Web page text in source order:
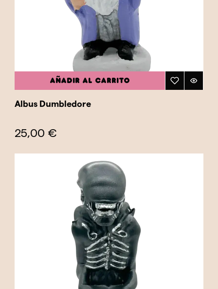
estés buscando un tributo a tu película
favorita o simplemente desees enriquecer tu
colección con figuras que capturan la magia
del cine, nuestros caganers de cine son la
opción ideal. Explora esta categoría y
encuentra el caganer perfecto que combine tu
amor por el cine con el humor y la tradición.
AÑADIR AL CARRITO
Albus Dumbledore
25,00 €